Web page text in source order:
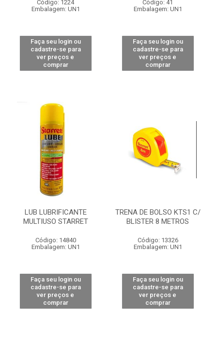
Código: 1224
Embalagem: UN1
Faça seu login ou
cadastre-se para
ver preços e
comprar
Código: 41
Embalagem: UN1
Faça seu login ou
cadastre-se para
ver preços e
comprar
LUB LUBRIFICANTE
MULTIUSO STARRET
Código: 14840
Embalagem: UN1
Faça seu login ou
cadastre-se para
ver preços e
comprar
TRENA DE BOLSO KTS1 C/
BLISTER 8 METROS
Código: 13326
Embalagem: UN1
Faça seu login ou
cadastre-se para
ver preços e
comprar